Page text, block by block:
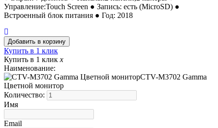
Управление:Touch Screen ● Запись: есть (MicroSD) ●
Встроенный блок питания ● Год: 2018
Купить в 1 клик
Купить в 1 клик x
Наименование:
CTV-M3702 Gamma
Цветной монитор
Количество:
Имя
Email